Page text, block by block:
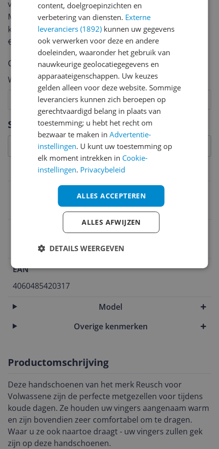
Specificaties
Materiaal
Wasvoorschrift
Polyester
EAN
4060485420317
Model
Overige kenmerken
Productomschrijving
Deze handschoenen van het merk Reusch voor
Volwassene zijn de perfecte metgezellen voor tijdens
koude dagen. Ze houden uw vingers aangenaam warm
en zijn bovendien zeer comfortabel om te dragen.
Waar u ze ook naartoe draagt - uw vingers zullen gek
zijn op deze handschoenen.
van een review gemiddeld tussen de 3 en 10 minuten.
Met jouw mening help je andere bezoekers een betere
keuze te maken én maak je iedere maand kans op
€250,-!
Klik hier voor de actievoorwaarden.
Cijfer
Welk cijfer geef jij dit product?
8
7
6
5
4
3
2
Vraag 1 van 4
content, doelgroepinzichten en
verbetering van diensten. Externe
leveranciers (1892) kunnen uw gegevens
ook verwerken voor deze en andere
doeleinden, waaronder het gebruik van
nauwkeurige geolocatiegegevens en
apparaateigenschappen. Uw keuzes
gelden alleen voor deze website. Sommige
leveranciers kunnen zich beroepen op
gerechtvaardigd belang in plaats van
toestemming; u hebt het recht om
bezwaar te maken inAdvertentie-
instellingen. U kunt uw toestemming op
elk moment intrekken in Cookie-
instellingen. Privacybeleid
ALLES ACCEPTEREN
ALLES AFWIJZEN
DETAILS WEERGEVEN